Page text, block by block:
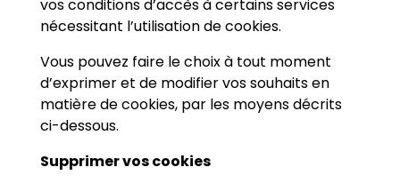
vos conditions d’accès à certains services
nécessitant l’utilisation de cookies.
Vous pouvez faire le choix à tout moment
d’exprimer et de modifier vos souhaits en
matière de cookies, par les moyens décrits
ci-dessous.
Supprimer vos cookies